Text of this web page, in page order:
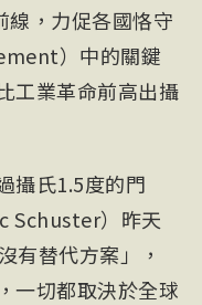
線，力促各國恪守
）中的關鍵
工業革命前高出攝
攝氏1.5度的門
Schuster）昨天
有替代方案」，
一切都取決於全球